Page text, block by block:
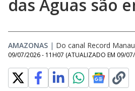
das Águas são
AMAZONAS | Do canal Record
09/07/2026 - 11H07 (ATUALIZADO EM 09/